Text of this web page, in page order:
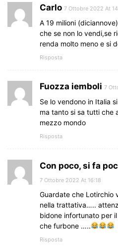
Carlo 7 Ottobre 2022 At
A 19 milioni
che se non lo vendi,se
renda molto meno e si
Risposta
Fuozza iemboli 7
Se lo vendono in Italia
ma tanto si sa tutti che
mezzo mondo
Risposta
Con poco, si fa
7 Ottobre 2022 At 16:18
Guardate che Lotirchio
nella trattativa…..
bidone infortunato per
che furbone …..
Risposta